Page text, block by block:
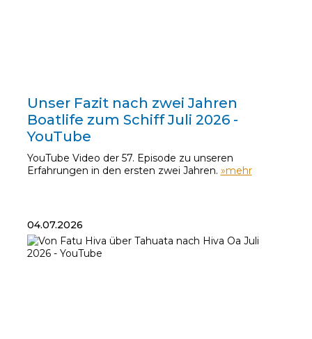
Unser Fazit nach zwei Jahren
Boatlife zum Schiff Juli 2026 -
YouTube
YouTube Video der 57. Episode zu unseren
Erfahrungen in den ersten zwei Jahren. »mehr
04.07.2026